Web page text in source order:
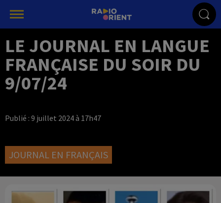
LE JOURNAL EN LANGUE
FRANÇAISE DU SOIR DU
9/07/24
Publié : 9 juillet 2024 à 17h47
JOURNAL EN FRANÇAIS